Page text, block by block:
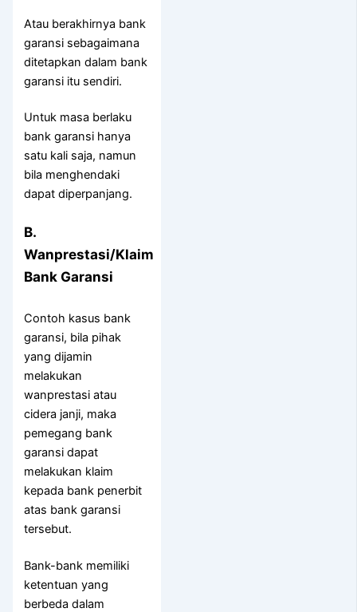
Atau berakhirnya bank
garansi sebagaimana
ditetapkan dalam bank
garansi itu sendiri.
Untuk masa berlaku
bank garansi hanya
satu kali saja, namun
bila menghendaki
dapat diperpanjang.
B.
Wanprestasi/Klaim
Bank Garansi
Contoh kasus bank
garansi, bila pihak
yang dijamin
melakukan
wanprestasi atau
cidera janji, maka
pemegang bank
garansi dapat
melakukan klaim
kepada bank penerbit
atas bank garansi
tersebut.
Bank-bank memiliki
ketentuan yang
berbeda dalam